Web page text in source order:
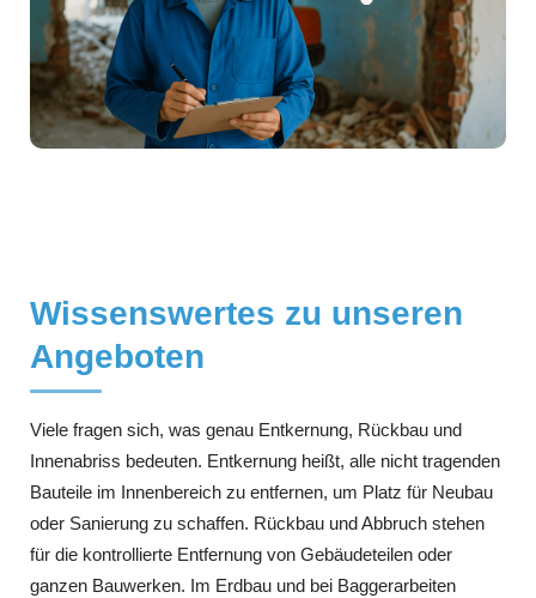
Wissenswertes zu unseren
Angeboten
Viele fragen sich, was genau Entkernung, Rückbau und
Innenabriss bedeuten. Entkernung heißt, alle nicht tragenden
Bauteile im Innenbereich zu entfernen, um Platz für Neubau
oder Sanierung zu schaffen. Rückbau und Abbruch stehen
für die kontrollierte Entfernung von Gebäudeteilen oder
ganzen Bauwerken. Im Erdbau und bei Baggerarbeiten